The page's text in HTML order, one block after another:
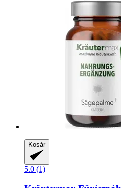
Kosár
5.0 (1)